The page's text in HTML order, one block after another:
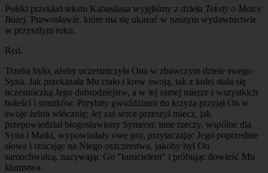
Polski przekład tekstu Kabasilasa wyjęliśmy z dzieła Teksty o Matce
Bożej. Prawosławie, które ma się ukazać w naszym wydawnictwie
w przyszłym roku.
Red.
Trzeba było, ażeby uczestniczyła Ona w zbawczym dziele swego
Syna. Jak przekazała Mu ciało i krew swoją, tak z kolei stała się
uczestniczką Jego dobrodziejstw, a w tej samej mierze i wszystkich
boleści i smutków. Przybity gwoździami do krzyża przyjął On w
swoje żebra włócznię; Jej zaś serce przeszył miecz, jak
przepowiedział błogosławiony Symeon; inne rzeczy, wspólne dla
Syna i Matki, wypowiadały owe psy, przytaczając Jego poprzednie
słowa i rzucając na Niego oszczerstwa, jakoby był On
samochwalcą, nazywając Go "kusicielem" i próbując dowieść Mu
kłamstwa.